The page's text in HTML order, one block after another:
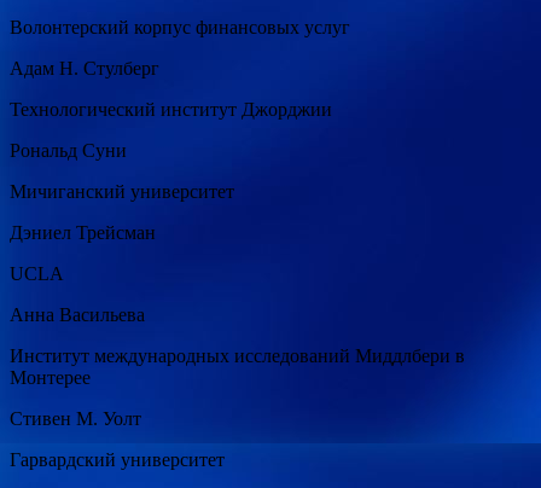
Волонтерский корпус финансовых услуг
Адам Н. Стулберг
Технологический институт Джорджии
Рональд Суни
Мичиганский университет
Дэниел Трейсман
UCLA
Анна Васильева
Институт международных исследований Миддлбери в
Монтерее
Стивен М. Уолт
Гарвардский университет